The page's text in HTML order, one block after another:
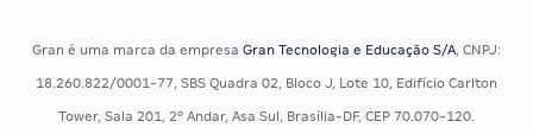
Concursos Saúde
Gran é uma marca da empresa Gran Tecnologia e Educação S/A, CNPJ:
18.260.822/0001-77, SBS Quadra 02, Bloco J, Lote 10, Edifício Carlton
Tower, Sala 201, 2º Andar, Asa Sul, Brasília-DF, CEP 70.070-120.